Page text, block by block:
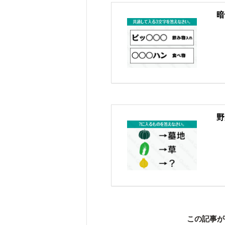
この記事